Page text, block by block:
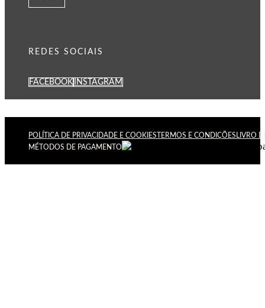
REDES SOCIAIS
FACEBOOK INSTAGRAM
POLÍTICA DE PRIVACIDADE E COOKIES TERMOS E CONDIÇÕES LIVRO
MÉTODOS DE PAGAMENTO